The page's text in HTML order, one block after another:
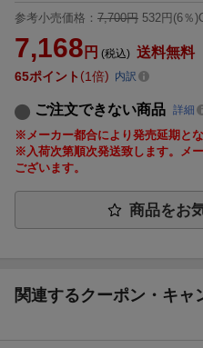
参考小売価格： 7,700円 532円(6％
7,168 円 (税込) 送料無料
65ポイント 1倍 内訳
ご注文できない商品 詳細
※メーカー都合により発売延期と
※入荷次第順次発送致します。メ
ございます。
商品をお
関連するクーポン・キャ